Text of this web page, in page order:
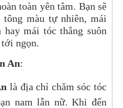
toàn yên tâm. Bạn sẽ
màu tự nhiên, mái
mái tóc thẳng suôn
ngọn.
An:
là địa chỉ chăm sóc tóc
nam lẫn nữ. Khi đến